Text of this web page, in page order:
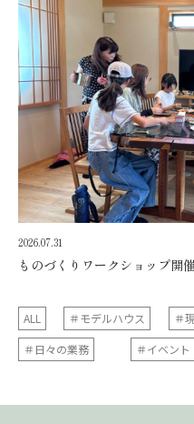
2026.07.31
ものづくりワークショップ開
ALL ＃モデルハウス ＃
＃日々の業務
＃イベント